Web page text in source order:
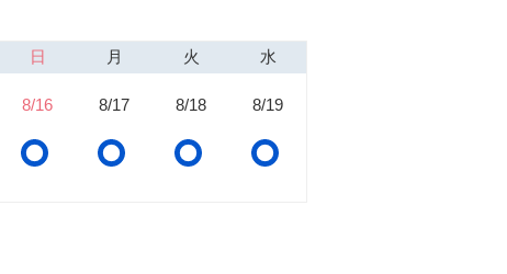
日 月 火 水
8/16 8/17 8/18 8/19